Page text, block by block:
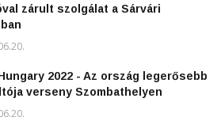
zárult szolgálat a Sárvári
2022 - Az ország legerősebb
verseny Szombathelyen